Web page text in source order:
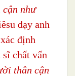
cận như
dạy anh
định
chất vấn
thân cận